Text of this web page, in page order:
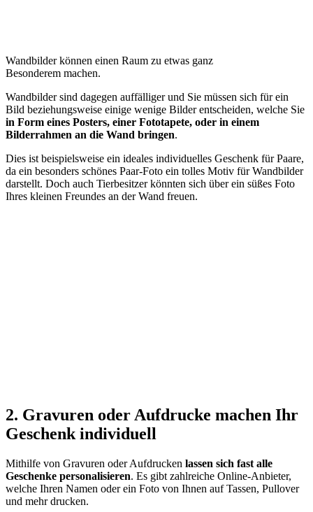
Wandbilder können einen Raum zu etwas ganz
Besonderem machen.
Wandbilder sind dagegen auffälliger und Sie müssen sich für ein
Bild beziehungsweise einige wenige Bilder entscheiden, welche Sie
in Form eines Posters, einer Fototapete, oder in einem
Bilderrahmen an die Wand bringen.
Dies ist beispielsweise ein ideales individuelles Geschenk für Paare,
da ein besonders schönes Paar-Foto ein tolles Motiv für Wandbilder
darstellt. Doch auch Tierbesitzer könnten sich über ein süßes Foto
Ihres kleinen Freundes an der Wand freuen.
2. Gravuren oder Aufdrucke machen Ihr
Geschenk individuell
Mithilfe von Gravuren oder Aufdrucken lassen sich fast alle
Geschenke personalisieren. Es gibt zahlreiche Online-Anbieter,
welche Ihren Namen oder ein Foto von Ihnen auf Tassen, Pullover
und mehr drucken.